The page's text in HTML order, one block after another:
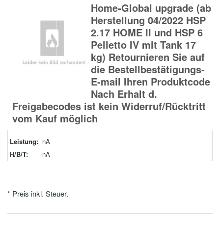
Home-Global upgrade (ab
Herstellung 04/2022 HSP
2.17 HOME II und HSP 6
Pelletto IV mit Tank 17
kg) Retournieren Sie auf
die Bestellbestätigungs-
E-mail Ihren Produktcode
Nach Erhalt d.
Freigabecodes ist kein Widerruf/Rücktritt
vom Kauf möglich
Leistung: nA
H/B/T:
nA
* Preis inkl. Steuer.